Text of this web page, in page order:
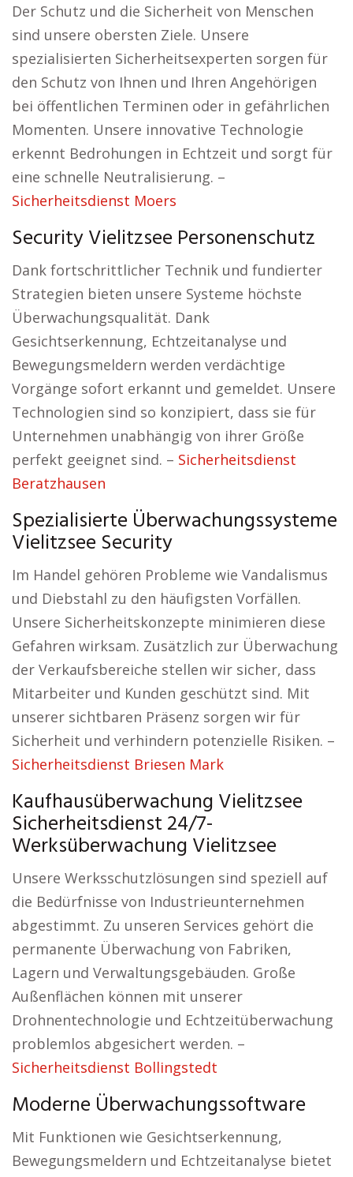
Der Schutz und die Sicherheit von Menschen
sind unsere obersten Ziele. Unsere
spezialisierten Sicherheitsexperten sorgen für
den Schutz von Ihnen und Ihren Angehörigen
bei öffentlichen Terminen oder in gefährlichen
Momenten. Unsere innovative Technologie
erkennt Bedrohungen in Echtzeit und sorgt für
eine schnelle Neutralisierung. –
Sicherheitsdienst Moers
Security Vielitzsee Personenschutz
Dank fortschrittlicher Technik und fundierter
Strategien bieten unsere Systeme höchste
Überwachungsqualität. Dank
Gesichtserkennung, Echtzeitanalyse und
Bewegungsmeldern werden verdächtige
Vorgänge sofort erkannt und gemeldet. Unsere
Technologien sind so konzipiert, dass sie für
Unternehmen unabhängig von ihrer Größe
perfekt geeignet sind. – Sicherheitsdienst
Beratzhausen
Spezialisierte Überwachungssysteme
Vielitzsee Security
Im Handel gehören Probleme wie Vandalismus
und Diebstahl zu den häufigsten Vorfällen.
Unsere Sicherheitskonzepte minimieren diese
Gefahren wirksam. Zusätzlich zur Überwachung
der Verkaufsbereiche stellen wir sicher, dass
Mitarbeiter und Kunden geschützt sind. Mit
unserer sichtbaren Präsenz sorgen wir für
Sicherheit und verhindern potenzielle Risiken. –
Sicherheitsdienst Briesen Mark
Kaufhausüberwachung Vielitzsee
Sicherheitsdienst 24/7-
Werksüberwachung Vielitzsee
Unsere Werksschutzlösungen sind speziell auf
die Bedürfnisse von Industrieunternehmen
abgestimmt. Zu unseren Services gehört die
permanente Überwachung von Fabriken,
Lagern und Verwaltungsgebäuden. Große
Außenflächen können mit unserer
Drohnentechnologie und Echtzeitüberwachung
problemlos abgesichert werden. –
Sicherheitsdienst Bollingstedt
Moderne Überwachungssoftware
Mit Funktionen wie Gesichtserkennung,
Bewegungsmeldern und Echtzeitanalyse bietet